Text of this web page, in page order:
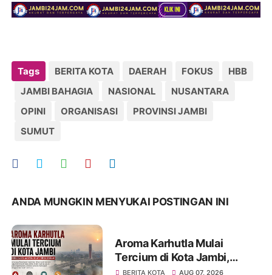
Tags BERITA KOTA DAERAH FOKUS
HBB
JAMBI BAHAGIA
NASIONAL
NUSANTARA
OPINI
ORGANISASI
PROVINSI JAMBI
SUMUT
ANDA MUNGKIN MENYUKAI POSTINGAN INI
Aroma Karhutla Mulai
Tercium di Kota Jambi,
Warga Diminta Waspada
BERITA KOTA AUG 07, 2026